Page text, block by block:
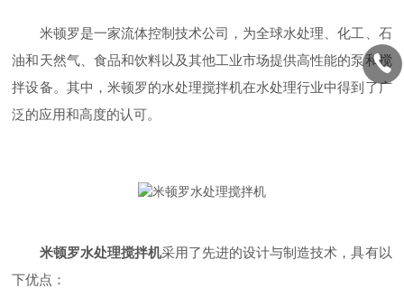
米顿罗是一家流体控制技术公司，为全球水处理、化工、石
油和天然气、食品和饮料以及其他工业市场提供高性能的泵和搅
拌设备。其中，米顿罗的水处理搅拌机在水处理行业中得到了广
泛的应用和高度的认可。
米顿罗水处理搅拌机采用了先进的设计与制造技术，具有以
下优点：